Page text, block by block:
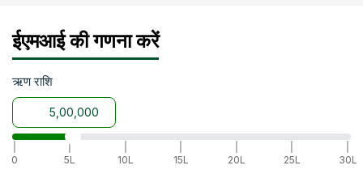
ईएमआई की गणना करें
ऋण राशि
0
|
5L
10L
15L
20L
25L
30L